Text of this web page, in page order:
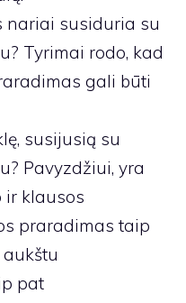
nariai susiduria su
Tyrimai rodo, kad
gali būti
susijusią su
Pavyzdžiui, yra
ir klausos
praradimas taip
pat